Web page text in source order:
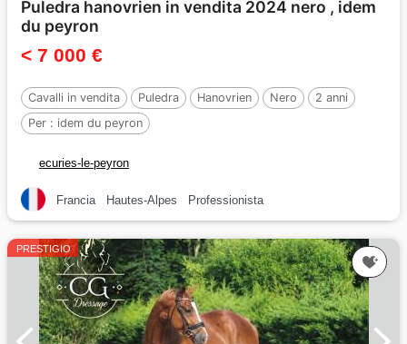
Puledra hanovrien in vendita 2024 nero , idem
du peyron
< 7 000 €
Cavalli in vendita Puledra Hanovrien Nero
2 anni
Per : idem du peyron
ecuries-le-peyron
Francia Hautes-Alpes Professionista
PRESTIGIO